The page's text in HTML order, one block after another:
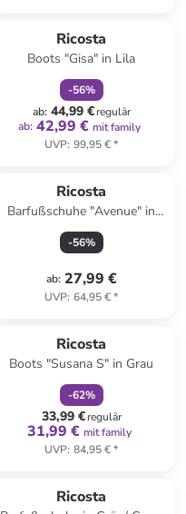
Ricosta
Boots "Gisa" in Lila
-56%
ab: 44,99 €regulär
ab: 42,99 € mit family
UVP: 99,95 €*
Ricosta
Barfußschuhe "Avenue" in
Rosa
-56%
ab: 27,99 €
UVP: 64,95 €*
Ricosta
Boots "Susana S" in Grau
-62%
33,99 €regulär
31,99 € mit family
UVP: 84,95 €*
Ricosta